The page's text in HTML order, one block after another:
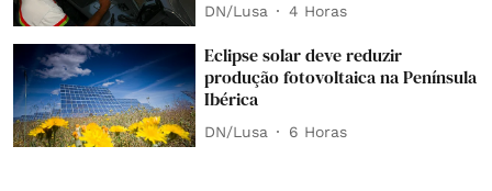
DN/Lusa 4 Horas
Eclipse solar deve reduzir
produção fotovoltaica na Península
Ibérica
DN/Lusa 6 Horas